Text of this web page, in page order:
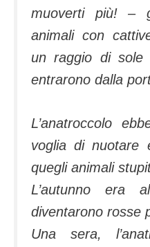
muoverti più! –
animali con
un raggio di
entrarono dalla
L’anatroccolo
voglia di nuotare
quegli animali
L’autunno era
diventarono rosse
Una sera,